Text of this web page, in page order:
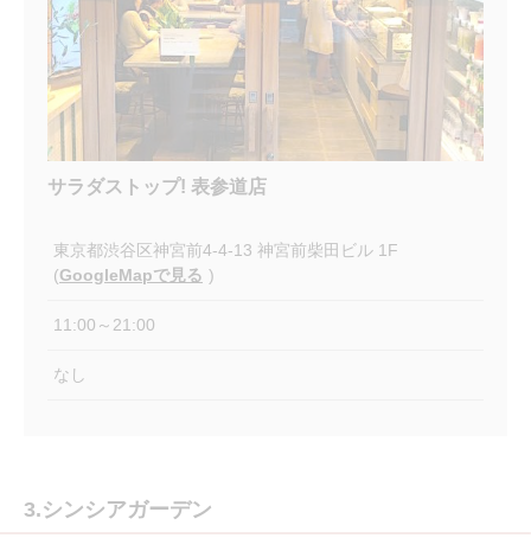
サラダストップ! 表参道店
東京都渋谷区神宮前4-4-13 神宮前柴田ビル 1F
(GoogleMapで見る )
11:00～21:00
なし
3.シンシアガーデン